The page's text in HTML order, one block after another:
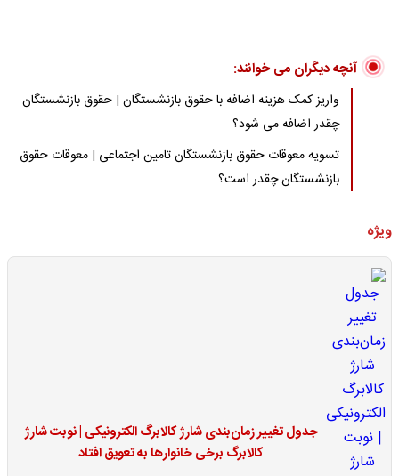
آنچه دیگران می خوانند:
واریز کمک هزینه اضافه با حقوق بازنشستگان | حقوق بازنشستگان
چقدر اضافه می شود؟
تسویه معوقات حقوق بازنشستگان تامین اجتماعی | معوقات حقوق
بازنشستگان چقدر است؟
ویژه
جدول تغییر زمان‌بندی شارژ کالابرگ الکترونیکی | نوبت شارژ
کالابرگ برخی خانوارها به تعویق افتاد